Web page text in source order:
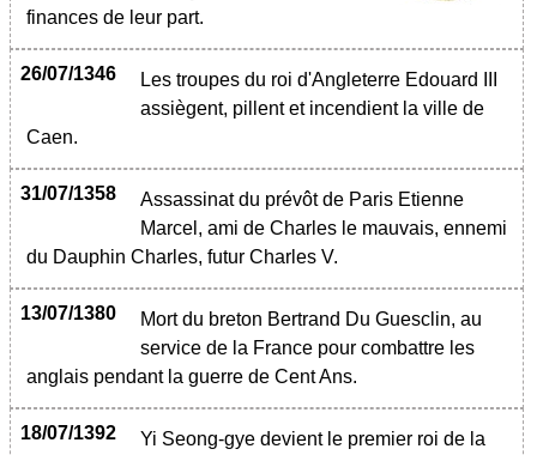
finances de leur part.
26/07/1346
Les troupes du roi d'Angleterre Edouard III
assiègent, pillent et incendient la ville de
Caen.
31/07/1358
Assassinat du prévôt de Paris Etienne
Marcel, ami de Charles le mauvais, ennemi
du Dauphin Charles, futur Charles V.
13/07/1380
Mort du breton Bertrand Du Guesclin, au
service de la France pour combattre les
anglais pendant la guerre de Cent Ans.
18/07/1392
Yi Seong-gye devient le premier roi de la